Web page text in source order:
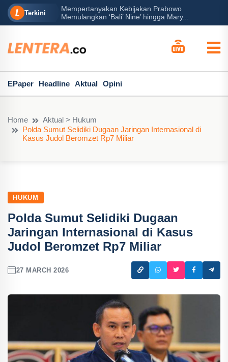
Terkini
Mempertanyakan Kebijakan Prabowo
Memulangkan ‘Bali’ Nine’ hingga Mary...
EPaper Headline Aktual Opini
Home
Aktual > Hukum
Polda Sumut Selidiki Dugaan Jaringan Internasional di
Kasus Judol Beromzet Rp7 Miliar
HUKUM
Polda Sumut Selidiki Dugaan
Jaringan Internasional di Kasus
Judol Beromzet Rp7 Miliar
27 MARCH 2026